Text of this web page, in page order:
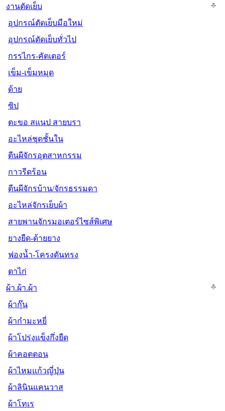
งานตัดเย็บ
อุปกรณ์ตัดเย็บมือใหม่
อุปกรณ์ตัดเย็บทั่วไป
กรรไกร-คัตเตอร์
เข็ม-เข็มหมุด
ด้าย
ซิป
ตะขอ สแนป สายบรา
อะไหล่ชุดชั้นใน
ตีนผีจักรอุตสาหกรรม
กาวรีดร้อน
ตีนผีจักรบ้าน/จักรธรรมดา
อะไหล่จักรเย็บผ้า
สายพานจักรมอเตอร์ไซส์พิเศษ
ยางยืด-ด้ายยาง
ฟองน้ำ-โครงดันทรง
ตาไก่
ผ้า.ผ้า.ผ้า
ผ้ากุ๊น
ผ้ากำมะหยี่
ผ้าโปร่งแข็งกึ่งยืด
ผ้าคอตตอน
ผ้าไหมแก้วญี่ปุ่น
ผ้าลินินแคนวาส
ผ้าโทเร